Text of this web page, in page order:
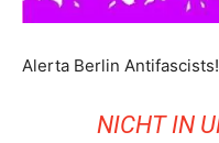
Alerta Berlin Antifascists!
NICHT IN